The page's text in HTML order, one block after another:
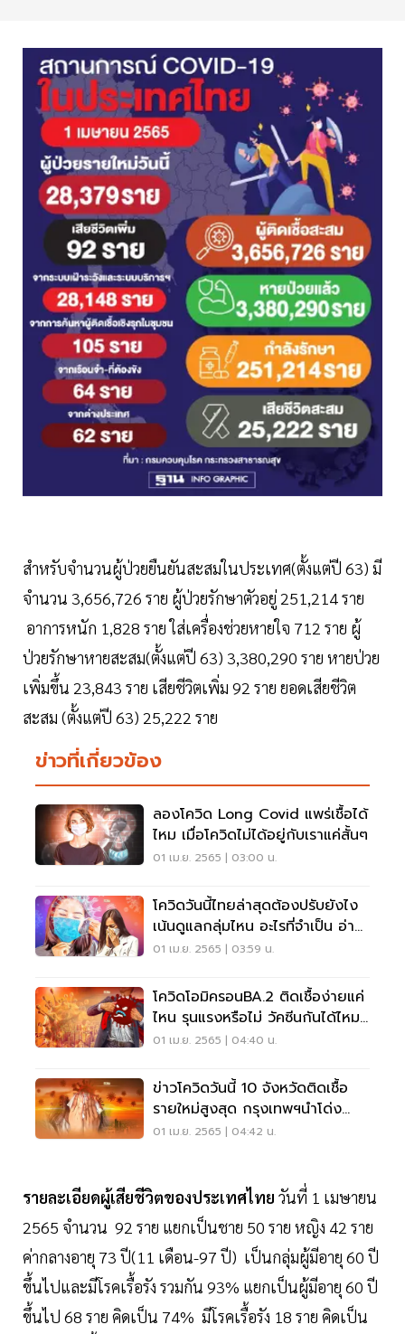
สำหรับจำนวนผู้ป่วยยืนยันสะสมในประเทศ(ตั้งแต่ปี 63) มี
จำนวน 3,656,726 ราย ผู้ป่วยรักษาตัวอยู่ 251,214 ราย
อาการหนัก 1,828 ราย ใส่เครื่องช่วยหายใจ 712 ราย ผู้
ป่วยรักษาหายสะสม(ตั้งแต่ปี 63) 3,380,290 ราย หายป่วย
เพิ่มขึ้น 23,843 ราย เสียชีวิตเพิ่ม 92 ราย ยอดเสียชีวิต
สะสม (ตั้งแต่ปี 63) 25,222 ราย
ข่าวที่เกี่ยวข้อง
ลองโควิด Long Covid แพร่เชื้อได้
ไหม เมื่อโควิดไม่ได้อยู่กับเราแค่สั้นๆ
01 เม.ย. 2565 | 03:00 น.
โควิดวันนี้ไทยล่าสุดต้องปรับยังไง
เน้นดูแลกลุ่มไหน อะไรที่จำเป็น อ่าน
เลย
01 เม.ย. 2565 | 03:59 น.
โควิดโอมิครอนBA.2 ติดเชื้อง่ายแค่
ไหน รุนแรงหรือไม่ วัคซีนกันได้ไหม
อ่านเลย
01 เม.ย. 2565 | 04:40 น.
ข่าวโควิดวันนี้ 10 จังหวัดติดเชื้อ
รายใหม่สูงสุด กรุงเทพฯนำโด่ง
3,350 ราย
01 เม.ย. 2565 | 04:42 น.
รายละเอียดผู้เสียชีวิตของประเทศไทย วันที่ 1 เมษายน
2565 จำนวน 92 ราย แยกเป็นชาย 50 ราย หญิง 42 ราย
ค่ากลางอายุ 73 ปี(11 เดือน-97 ปี) เป็นกลุ่มผู้มีอายุ 60 ปี
ขึ้นไปและมีโรคเรื้อรัง รวมกัน 93% แยกเป็นผู้มีอายุ 60 ปี
ขึ้นไป 68 ราย คิดเป็น 74% มีโรคเรื้อรัง 18 ราย คิดเป็น